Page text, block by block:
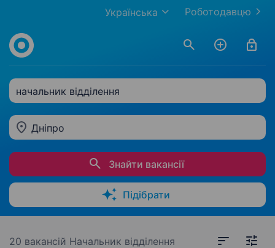
Роботодавцю
Українська
начальник відділення
Дніпро
Знайти вакансії
Підібрати
20 вакансій Начальник відділення